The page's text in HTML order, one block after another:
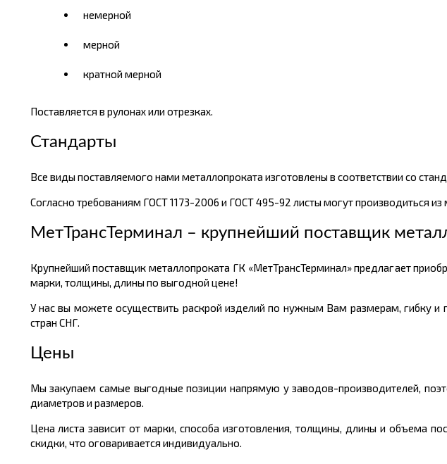
немерной
мерной
кратной мерной
Поставляется в рулонах или отрезках.
Стандарты
Все виды поставляемого нами металлопроката изготовлены в соответствии со
Согласно требованиям ГОСТ 1173-2006 и ГОСТ 495-92 листы могут производиться
МетТрансТерминал – крупнейший поставщик
Крупнейший поставщик металлопроката ГК «МетТрансТерминал» предлагает
марки, толщины, длины по выгодной цене!
У нас вы можете осуществить раскрой изделий по нужным Вам размерам, гибку
стран СНГ.
Цены
Мы закупаем самые выгодные позиции напрямую у заводов-производителей,
диаметров и размеров.
Цена листа зависит от марки, способа изготовления, толщины, длины и объема
скидки, что оговаривается индивидуально.